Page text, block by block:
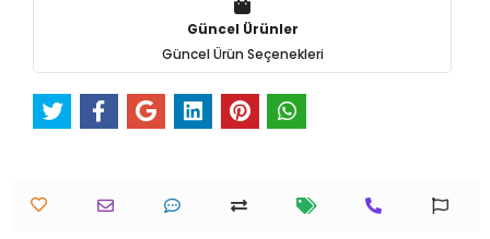
Güncel Ürünler
Güncel Ürün Seçenekleri